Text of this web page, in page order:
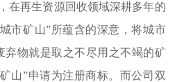
在再生资源回收领域深耕多年的
市矿山”所蕴含的深意，将城市
弃物就是取之不尽用之不竭的矿
山”申请为注册商标。而公司双